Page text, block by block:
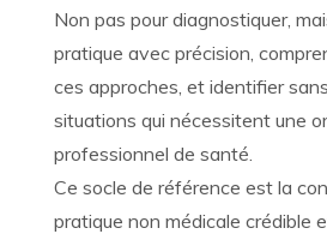
Non pas pour diagnostiquer,
pratique avec précision,
ces approches, et identifier
situations qui nécessitent une
professionnel de santé.
Ce socle de référence est la
pratique non médicale crédible